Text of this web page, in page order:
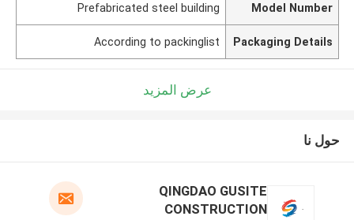
Model Number
Prefabricated steel building
Packaging Details
According to packinglist
عرض المزيد
حول نا
QINGDAO GUSITE
CONSTRUCTION